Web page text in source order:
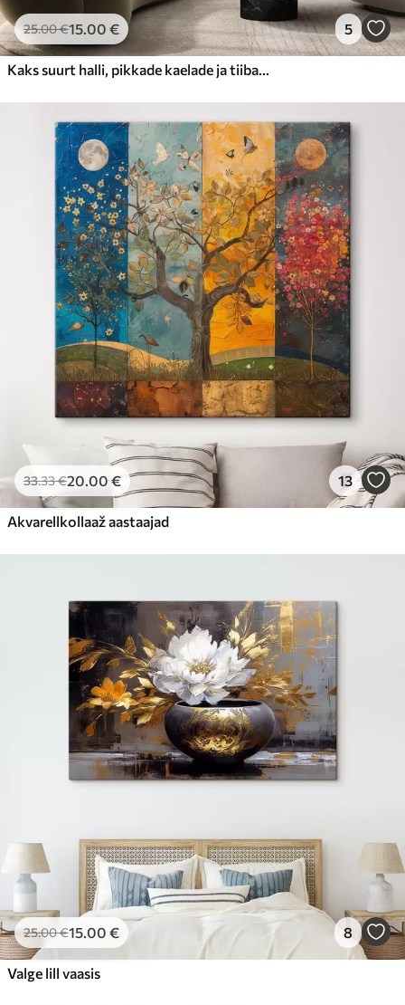
25.00€15.00 € 5
Kaks suurt halli, pikkade kaelade ja tiibadega kraanat, mis seisavad puudest ümbritsetud udujärves
33.33€20.00 € 13
Akvarellkollaaž aastaajad
25.00€15.00 € 8
Valge lill vaasis